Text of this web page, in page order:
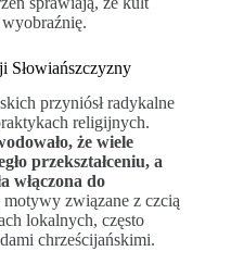
Słowiańszczyzny
przyniósł radykalne
religijnych.
że wiele
przekształceniu, a
włączona do
związane z czcią
lokalnych, często
chrześcijańskimi.